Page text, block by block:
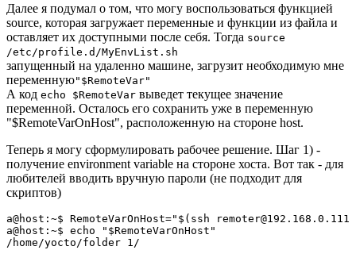
Далее я подумал о том, что могу воспользоваться функцией
source, которая загружает переменные и функции из файла и
оставляет их доступными после себя. Тогда source
/etc/profile.d/MyEnvList.sh
запущенный на удаленно машине, загрузит необходимую мне
переменную"$RemoteVar"
А код echo $RemoteVar выведет текущее значение
переменной. Осталось его сохранить уже в переменную
"$RemoteVarOnHost", расположенную на стороне host.
Теперь я могу сформулировать рабочее решение. Шаг 1) -
получение environment variable на стороне хоста. Вот так - для
любителей вводить вручную пароли (не подходит для
скриптов)
a@host:~$ RemoteVarOnHost="$(ssh
a@host:~$ echo "$RemoteVarOnHost"